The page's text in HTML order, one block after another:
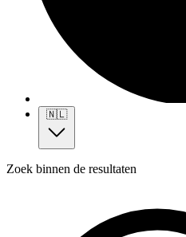
🇳🇱
Zoek binnen de resultaten